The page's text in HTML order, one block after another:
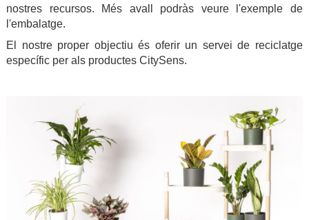
nostres recursos. Més avall podràs veure l'exemple de
l'embalatge.
El nostre proper objectiu és oferir un servei de reciclatge
específic per als productes CitySens.